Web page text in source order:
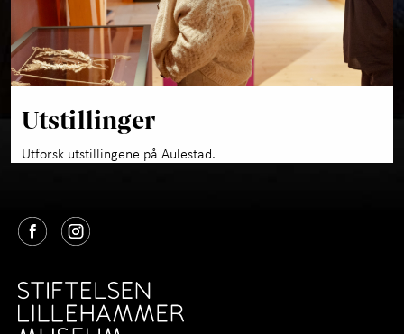
Utstillinger
Utforsk utstillingene på Aulestad.